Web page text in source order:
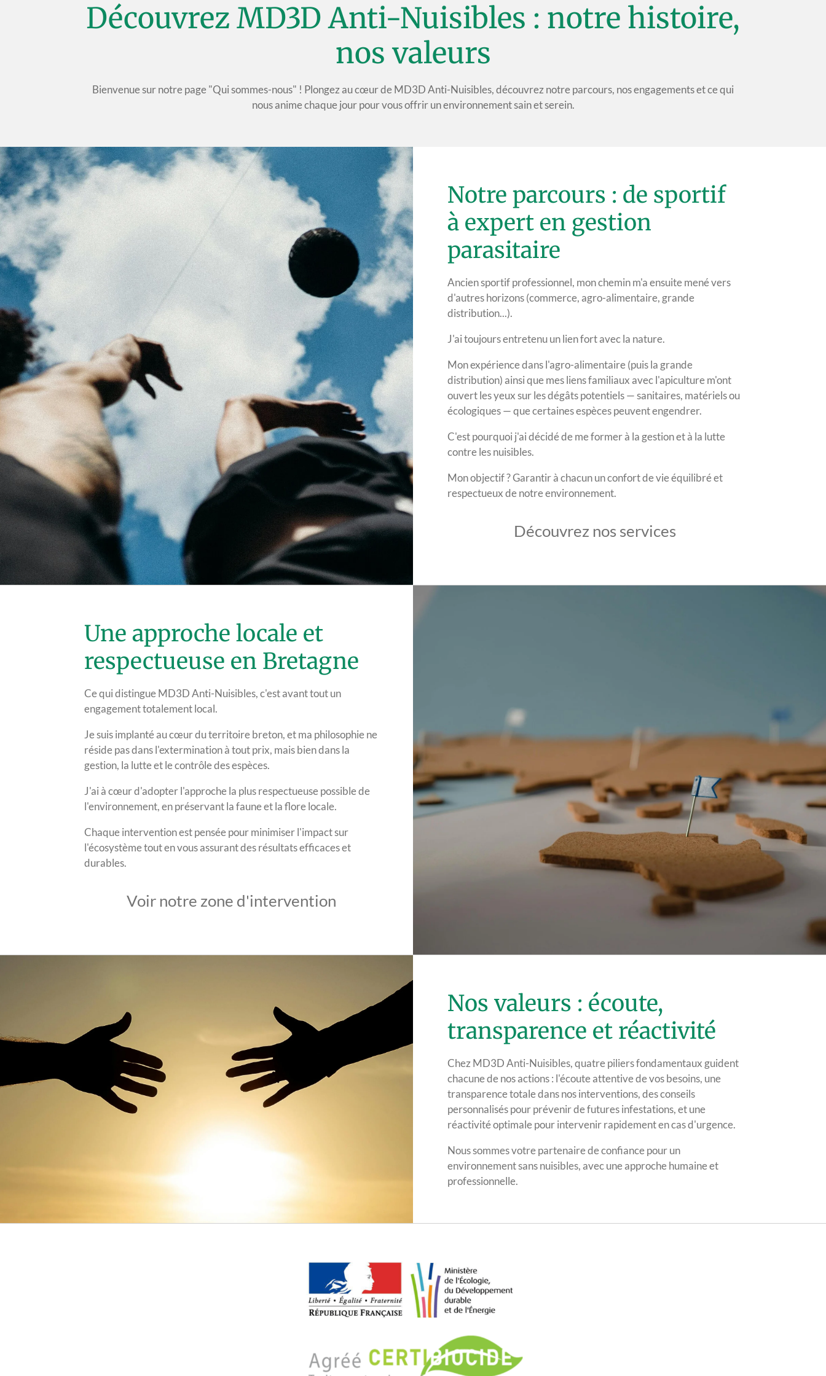
Découvrez MD3D Anti-Nuisibles : notre histoire,
nos valeurs
Bienvenue sur notre page "Qui sommes-nous" ! Plongez au cœur de MD3D Anti-Nuisibles, découvrez notre parcours, nos engagements et ce qui
nous anime chaque jour pour vous offrir un environnement sain et serein.
Notre parcours : de sportif
à expert en gestion
parasitaire
Ancien sportif professionnel, mon chemin m'a ensuite mené vers
d'autres horizons (commerce, agro-alimentaire, grande
distribution...).
J'ai toujours entretenu un lien fort avec la nature.
Mon expérience dans l'agro-alimentaire (puis la grande
distribution) ainsi que mes liens familiaux avec l'apiculture m'ont
ouvert les yeux sur les dégâts potentiels — sanitaires, matériels ou
écologiques — que certaines espèces peuvent engendrer.
C'est pourquoi j'ai décidé de me former à la gestion et à la lutte
contre les nuisibles.
Mon objectif ? Garantir à chacun un confort de vie équilibré et
respectueux de notre environnement.
Découvrez nos services
Une approche locale et
respectueuse en Bretagne
Ce qui distingue MD3D Anti-Nuisibles, c'est avant tout un
engagement totalement local.
Je suis implanté au cœur du territoire breton, et ma philosophie ne
réside pas dans l'extermination à tout prix, mais bien dans la
gestion, la lutte et le contrôle des espèces.
J'ai à cœur d'adopter l'approche la plus respectueuse possible de
l'environnement, en préservant la faune et la flore locale.
Chaque intervention est pensée pour minimiser l'impact sur
l'écosystème tout en vous assurant des résultats efficaces et
durables.
Voir notre zone d'intervention
Nos valeurs : écoute,
transparence et réactivité
Chez MD3D Anti-Nuisibles, quatre piliers fondamentaux guident
chacune de nos actions : l'écoute attentive de vos besoins, une
transparence totale dans nos interventions, des conseils
personnalisés pour prévenir de futures infestations, et une
réactivité optimale pour intervenir rapidement en cas d'urgence.
Nous sommes votre partenaire de confiance pour un
environnement sans nuisibles, avec une approche humaine et
professionnelle.